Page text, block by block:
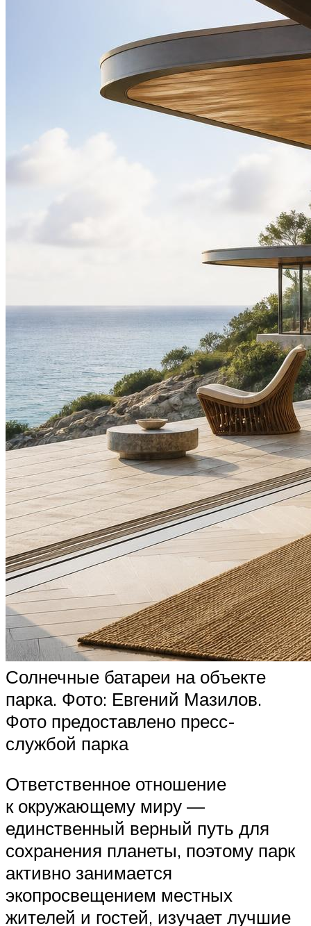
Солнечные батареи на объекте
парка. Фото: Евгений Мазилов.
Фото предоставлено пресс-
службой парка
Ответственное отношение
к окружающему миру —
единственный верный путь для
сохранения планеты, поэтому парк
активно занимается
экопросвещением местных
жителей и гостей, изучает лучшие